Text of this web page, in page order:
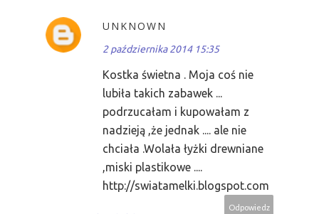
UNKNOWN
2 października 2014 15:35
Kostka świetna . Moja coś nie
lubiła takich zabawek ...
podrzucałam i kupowałam z
nadzieją ,że jednak .... ale nie
chciała .Wolała łyżki drewniane
,miski plastikowe ....
http://swiatamelki.blogspot.com
Odpowiedz